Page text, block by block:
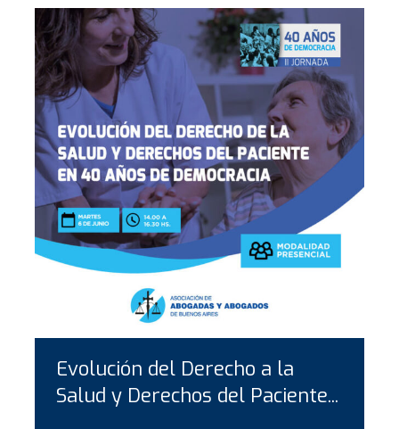
Evolución del Derecho a la
Salud y Derechos del Paciente...